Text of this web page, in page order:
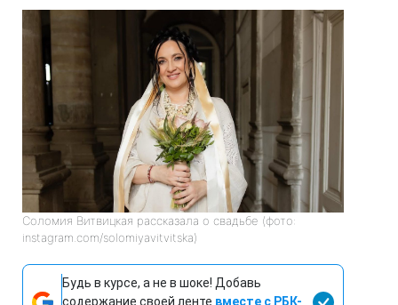
Соломия Витвицкая рассказала о свадьбе (фото:
instagram.com/solomiyavitvitska)
Будь в курсе, а не в шоке! Добавь
содержание своей ленте вместе с РБК-